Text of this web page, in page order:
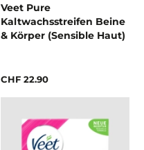
Veet Pure
Kaltwachsstreifen Beine
& Körper (Sensible Haut)
CHF 22.90